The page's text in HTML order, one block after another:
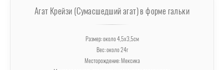
Агат Крейзи (Сумасшедший агат) в форме гальки
Размер: около 4,5х3,5см
Вес: около 24г
Месторождение: Мексика